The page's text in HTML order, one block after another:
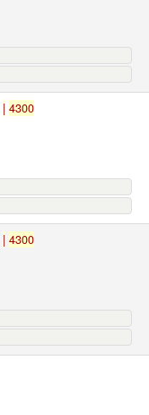
| 4300
| 4300